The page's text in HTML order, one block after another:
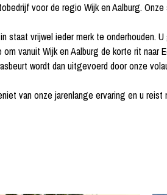
voor de regio Wijk en Aalburg.
vrijwel ieder merk te onderhouden.
vanuit Wijk en Aalburg de korte rit naar
wordt dan uitgevoerd door onze
van onze jarenlange ervaring en u